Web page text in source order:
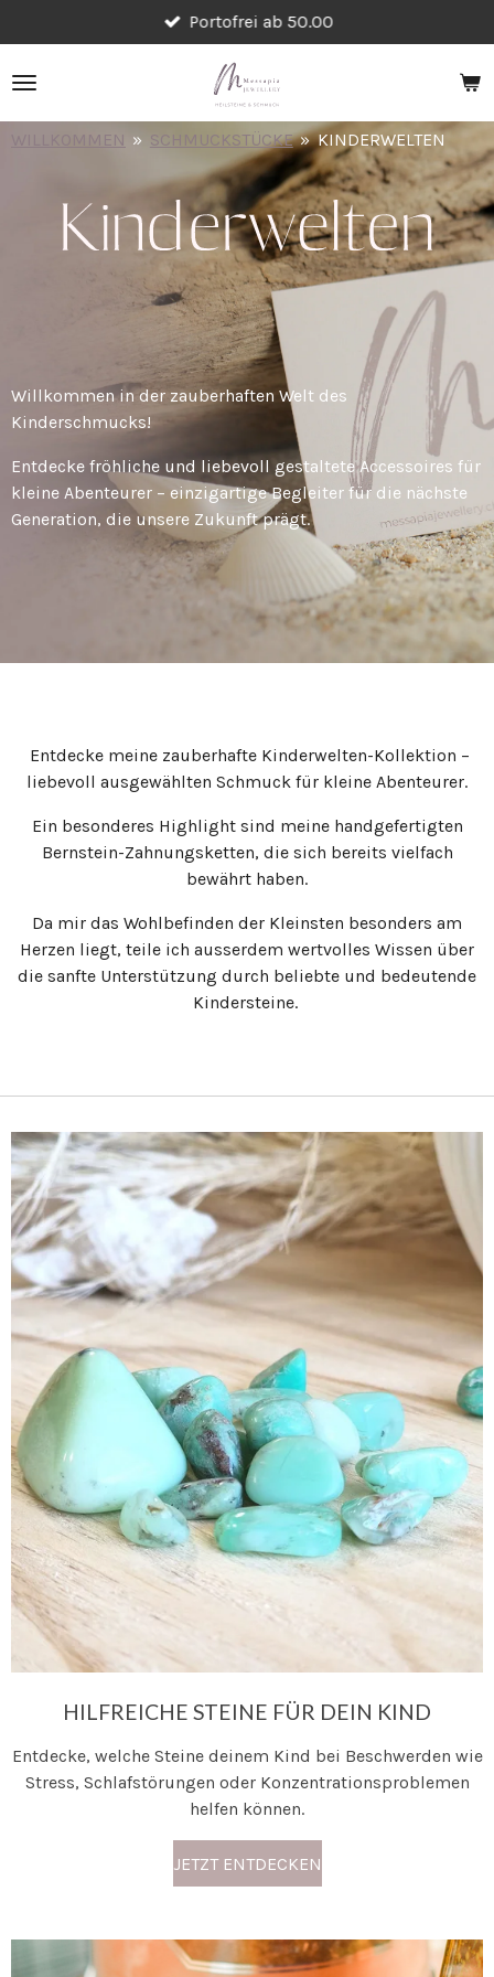
Hauptinhalt
springen
Portofrei ab 50.00
WILLKOMMEN » SCHMUCKSTÜCKE » KINDERWELTEN
Willkommen in der zauberhaften Welt des
Kinderschmucks!
Entdecke fröhliche und liebevoll gestaltete Accessoires für
kleine Abenteurer – einzigartige Begleiter für die nächste
Generation, die unsere Zukunft prägt.
Entdecke meine zauberhafte Kinderwelten-Kollektion –
liebevoll ausgewählten Schmuck für kleine Abenteurer.
Ein besonderes Highlight sind meine handgefertigten
Bernstein-Zahnungsketten, die sich bereits vielfach
bewährt haben.
Da mir das Wohlbefinden der Kleinsten besonders am
Herzen liegt, teile ich ausserdem wertvolles Wissen über
die sanfte Unterstützung durch beliebte und bedeutende
Kindersteine.
HILFREICHE STEINE FÜR DEIN KIND
Entdecke, welche Steine deinem Kind bei Beschwerden wie
Stress, Schlafstörungen oder Konzentrationsproblemen
helfen können.
JETZT ENTDECKEN